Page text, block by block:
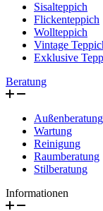
Sisalteppich
Flickenteppich
Wollteppich
Vintage
Exklusive
Beratung
Außenberatung
Wartung
Reinigung
Raumberatung
Stilberatung
Informationen